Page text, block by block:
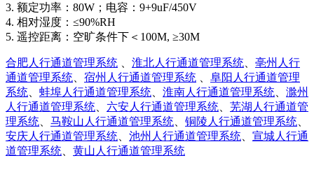
3. 额定功率：80W；电容：9+9uF/450V
4. 相对湿度：≤90%RH
5. 遥控距离：空旷条件下＜100M, ≥30M
合肥人行通道管理系统 淮北人行通道管理系统
亳州人行
通道管理系统
宿州人行通道管理系统
阜阳人行通道管理
系统
蚌埠人行通道管理系统 淮南人行通道管理系统
滁州
人行通道管理系统
六安人行通道管理系统
芜湖人行通道管
理系统
马鞍山人行通道管理系统 铜陵人行通道管理系统
安庆人行通道管理系统
池州人行通道管理系统
宣城人行通
道管理系统
黄山人行通道管理系统